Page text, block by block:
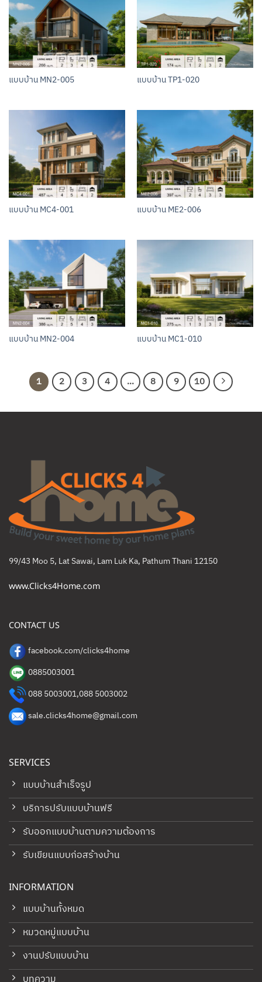
แบบบ้าน MN2-005 แบบบ้าน TP1-020
แบบบ้าน MC4-001 แบบบ้าน ME2-006
แบบบ้าน MN2-004 แบบบ้าน MC1-010
1 2 3 4 … 8 9 10
99/43 Moo 5, Lat Sawai, Lam Luk Ka, Pathum Thani 12150
www.Clicks4Home.com
SERVICES
แบบบ้านสำเร็จรูป
บริการปรับแบบบ้านฟรี
รับออกแบบบ้านตามความต้องการ
รับเขียนแบบก่อสร้างบ้าน
INFORMATION
แบบบ้านทั้งหมด
หมวดหมู่แบบบ้าน
งานปรับแบบบ้าน
CONTACT US
facebook.com/clicks4home
0885003001
088 5003001,088 5003002
sale.clicks4home@gmail.com